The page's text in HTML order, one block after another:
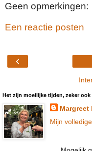
Geen opmerkingen:
Een reactie posten
‹
Het zijn moeilijke tijden, zeker
Margreet
Mijn